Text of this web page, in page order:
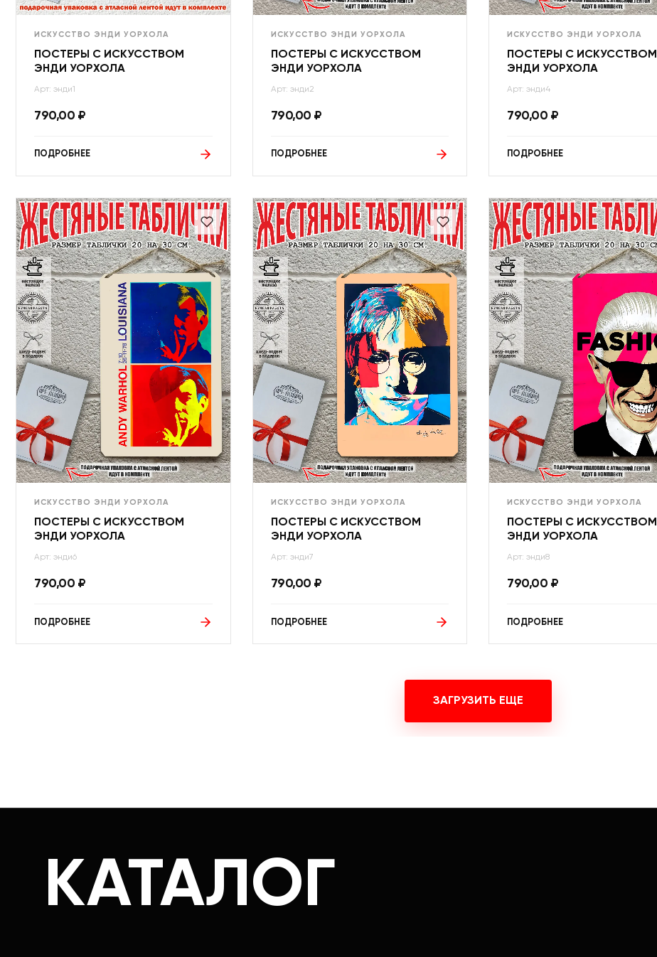
ИСКУССТВО ЭНДИ УОРХОЛА
ПОСТЕРЫ С ИСКУССТВОМ
ЭНДИ УОРХОЛА
Арт: энди1
790,00 ₽
ПОДРОБНЕЕ
ИСКУССТВО ЭНДИ УОРХОЛА
ПОСТЕРЫ С ИСКУССТВОМ
ЭНДИ УОРХОЛА
Арт: энди2
790,00 ₽
ПОДРОБНЕЕ
ИСКУССТВО ЭНДИ УОРХОЛА
ПОСТЕРЫ С ИСКУССТВОМ
ЭНДИ УОРХОЛА
Арт: энди4
790,00 ₽
ПОДРОБНЕЕ
ИСКУССТВО ЭНДИ УОРХОЛА
ПОСТЕРЫ С ИСКУССТВОМ
ЭНДИ УОРХОЛА
Арт: энди6
790,00 ₽
ПОДРОБНЕЕ
ИСКУССТВО ЭНДИ УОРХОЛА
ПОСТЕРЫ С ИСКУССТВОМ
ЭНДИ УОРХОЛА
Арт: энди7
790,00 ₽
ПОДРОБНЕЕ
ИСКУССТВО ЭНДИ УОРХОЛА
ПОСТЕРЫ С ИСКУССТВОМ
ЭНДИ УОРХОЛА
Арт: энди8
790,00 ₽
ПОДРОБНЕЕ
ЗАГРУЗИТЬ ЕЩЕ
КАТАЛОГ